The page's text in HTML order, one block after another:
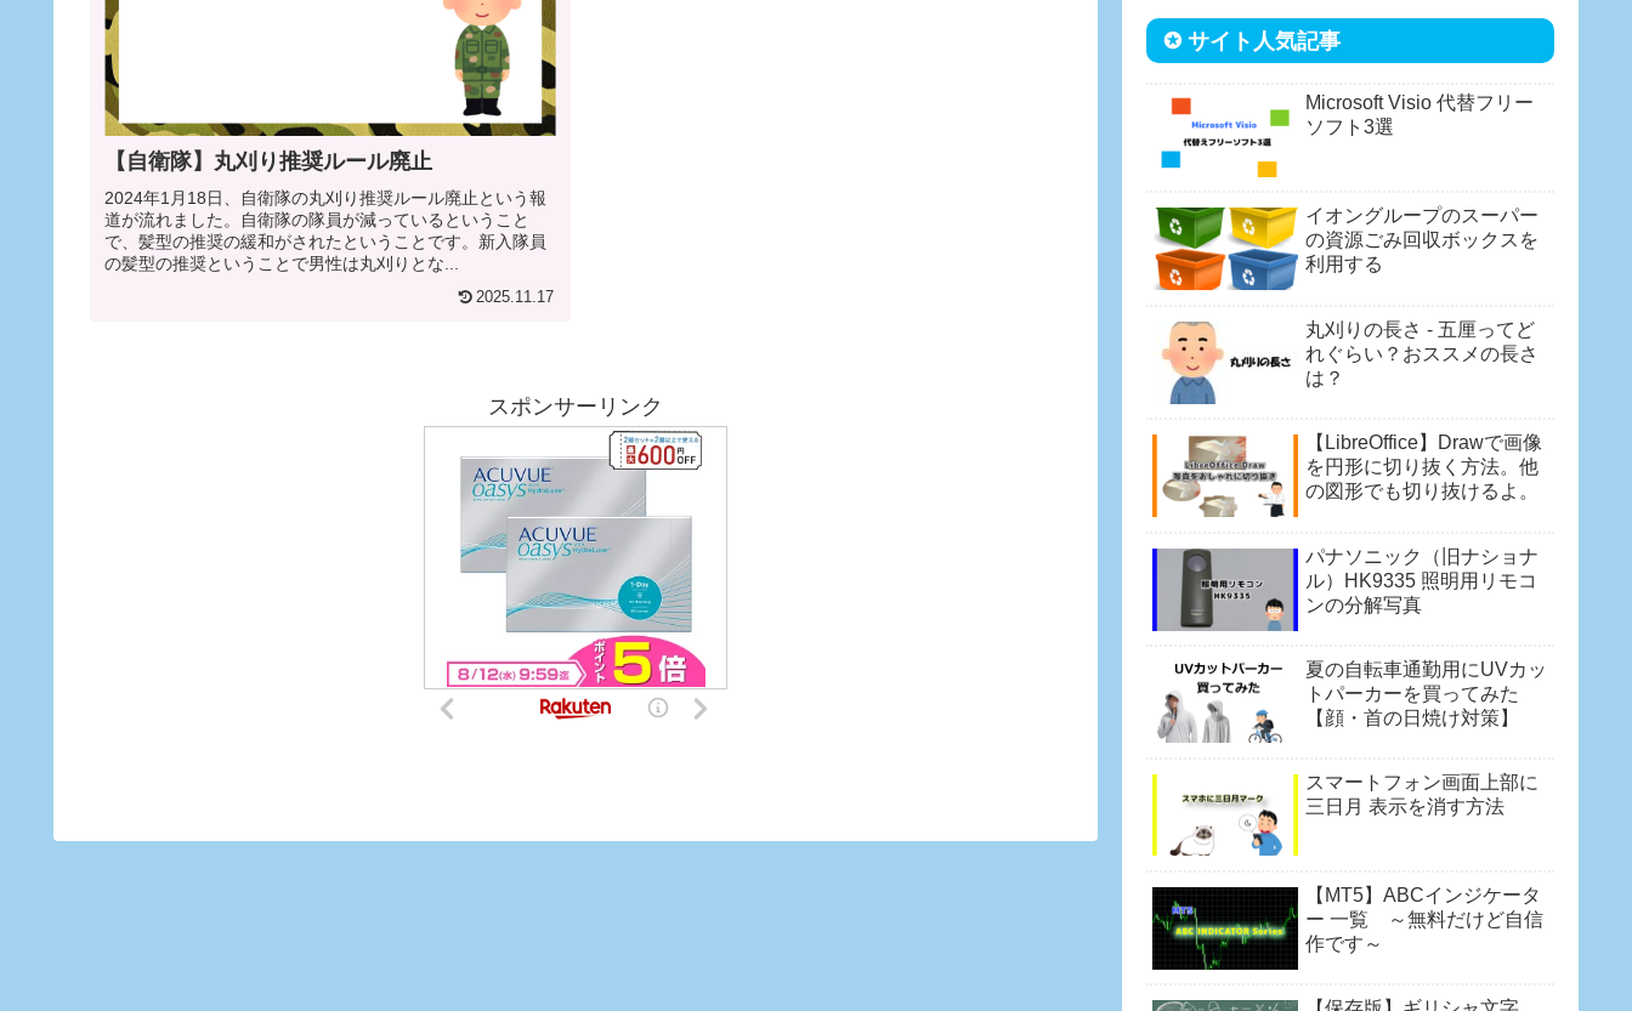
【自衛隊】丸刈り推奨ルール廃止
2024年1月18日、自衛隊の丸刈り推奨ルール廃止という報
道が流れました。自衛隊の隊員が減っているということ
で、髪型の推奨の緩和がされたということです。新入隊員
の髪型の推奨ということで男性は丸刈りとな...
2025.11.17
スポンサーリンク
✪ サイト人気記事
Microsoft Visio 代替フリー
ソフト3選
イオングループのスーパー
の資源ごみ回収ボックスを
利用する
丸刈りの長さ - 五厘ってど
れぐらい？おススメの長さ
は？
【LibreOffice】Drawで画像
を円形に切り抜く方法。他
の図形でも切り抜けるよ。
パナソニック（旧ナショナ
ル）HK9335 照明用リモコ
ンの分解写真
夏の自転車通勤用にUVカッ
トパーカーを買ってみた
【顔・首の日焼け対策】
スマートフォン画面上部に
三日月 表示を消す方法
【MT5】ABCインジケータ
ー 一覧 ～無料だけど自信
作です～